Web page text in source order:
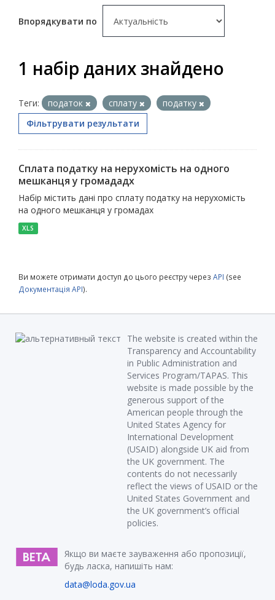
Впорядкувати по
1 набір даних знайдено
Теги: податок сплату
податку
Фільтрувати результати
Сплата податку на нерухомість на одного
мешканця у громададх
Набір містить дані про сплату податку на нерухомість
на одного мешканця у громадах
XLS
Ви можете отримати доступ до цього реєстру через API (see
Документація API).
The website is created within the
Transparency and Accountability
in Public Administration and
Services Program/TAPAS. This
website is made possible by the
generous support of the
American people through the
United States Agency for
International Development
(USAID) alongside UK aid from
the UK government. The
contents do not necessarily
reflect the views of USAID or the
United States Government and
the UK government’s official
policies.
Якщо ви маєте зауваження або пропозиції,
будь ласка, напишіть нам:
data@loda.gov.ua